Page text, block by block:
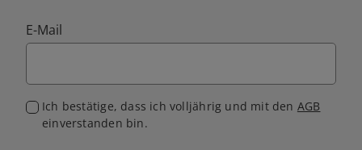
E-Mail
Ich bestätige, dass ich volljährig und mit den AGB
einverstanden bin.